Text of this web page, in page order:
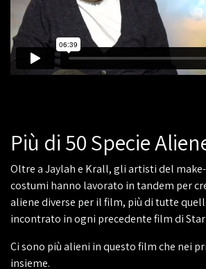
Più di 50 Specie
Oltre a Jaylah e Krall, gli artisti del
costumi hanno lavorato in tandem per
aliene diverse per il film, più di tutte
incontrato in ogni precedente film di Star
Ci sono più alieni in questo film che nei
insieme.